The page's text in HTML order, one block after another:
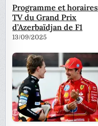
Programme et horaires
TV du Grand Prix
d’Azerbaïdjan de F1
13/09/2025